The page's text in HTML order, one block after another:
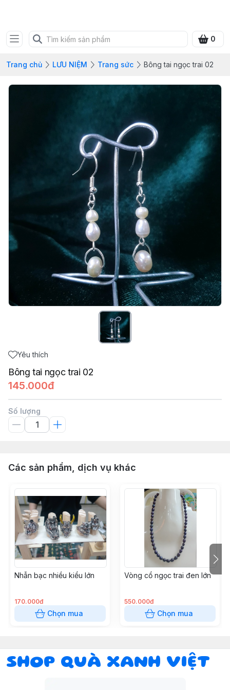
0
Trang chủ LƯU NIỆM Trang sức Bông tai ngọc trai 02
Yêu thích
Bông tai ngọc trai 02
145.000đ
Số lượng
Các sản phẩm, dịch vụ khác
Nhẫn bạc nhiều kiểu lớn
170.000đ
Chọn mua
Vòng cổ ngọc trai đen lớn
550.000đ
Chọn mua
SHOP QUÀ XANH VIỆT